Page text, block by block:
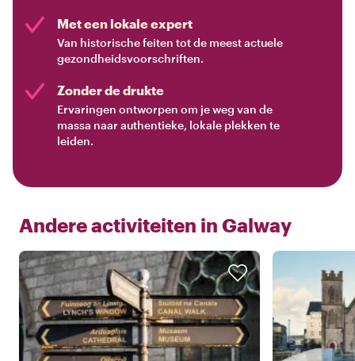
Met een lokale expert
Van historische feiten tot de meest actuele
gezondheidsvoorschriften.
Zonder de drukte
Ervaringen ontworpen om je weg van de
massa naar authentieke, lokale plekken te
leiden.
Andere activiteiten in Galway